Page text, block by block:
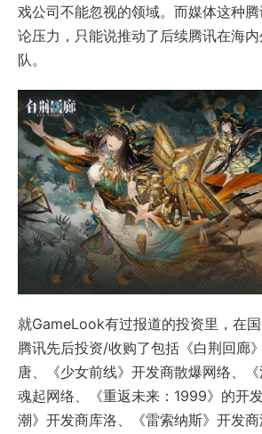
戏公司不能忽视的领域。而媒体这种
论压力，只能说推动了后续腾讯在海
队。
就GameLook有过报道的投资里，在国
腾讯先后投资/收购了包括《白荆回廊
唐、《少女前线》开发商散爆网络、
魂起网络、《重返未来：1999》的开
潮》开发商库洛、《雷索纳斯》开发